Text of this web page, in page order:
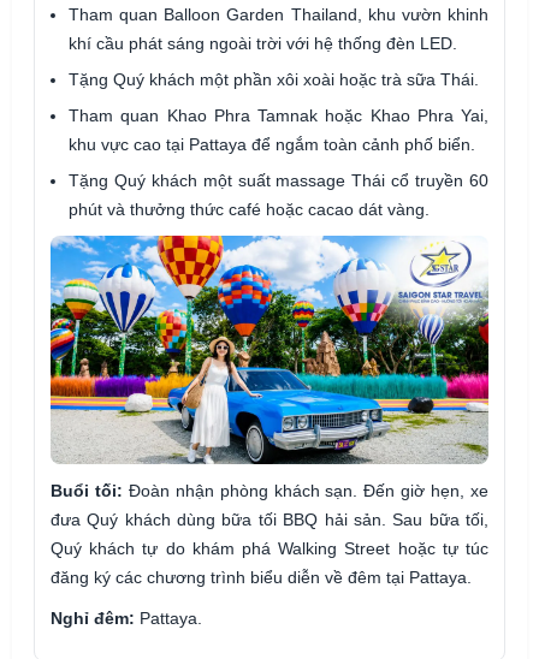
Tham quan Balloon Garden Thailand, khu vườn khinh
khí cầu phát sáng ngoài trời với hệ thống đèn LED.
Tặng Quý khách một phần xôi xoài hoặc trà sữa Thái.
Tham quan Khao Phra Tamnak hoặc Khao Phra Yai,
khu vực cao tại Pattaya để ngắm toàn cảnh phố biển.
Tặng Quý khách một suất massage Thái cổ truyền 60
phút và thưởng thức café hoặc cacao dát vàng.
Buổi tối: Đoàn nhận phòng khách sạn. Đến giờ hẹn, xe
đưa Quý khách dùng bữa tối BBQ hải sản. Sau bữa tối,
Quý khách tự do khám phá Walking Street hoặc tự túc
đăng ký các chương trình biểu diễn về đêm tại Pattaya.
Nghỉ đêm: Pattaya.